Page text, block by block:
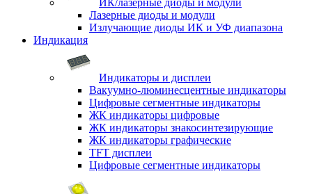
ИК/лазерные диоды и модули
Лазерные диоды и модули
Излучающие диоды ИК и УФ диапазона
Индикация
Индикаторы и дисплеи
Вакуумно-люминесцентные индикаторы
Цифровые сегментные индикаторы
ЖК индикаторы цифровые
ЖК индикаторы знакосинтезирующие
ЖК индикаторы графические
TFT дисплеи
Цифровые сегментные индикаторы